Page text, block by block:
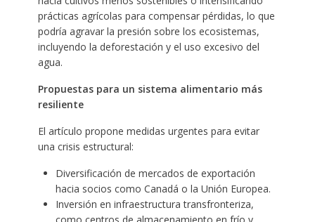
prácticas agrícolas para compensar pérdidas, lo que
podría agravar la presión sobre los ecosistemas,
incluyendo la deforestación y el uso excesivo del
agua.
Propuestas para un sistema alimentario más
resiliente
El artículo propone medidas urgentes para evitar
una crisis estructural:
Diversificación de mercados de exportación
hacia socios como Canadá o la Unión Europea.
Inversión en infraestructura transfronteriza,